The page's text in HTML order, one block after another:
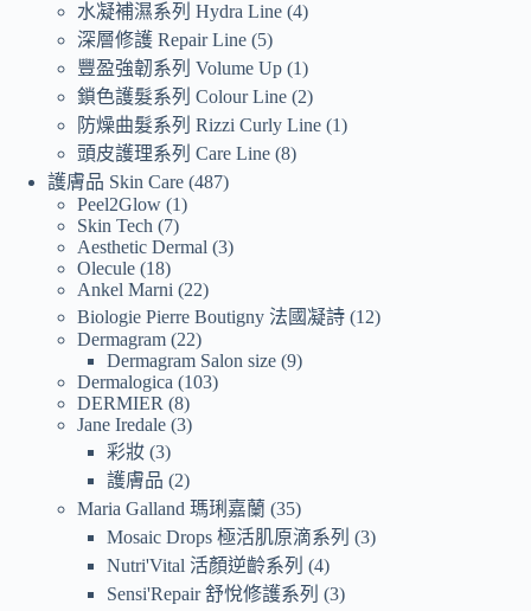
水凝補濕系列 Hydra Line 4
深層修護 Repair Line 5
豐盈強韌系列 Volume Up 1
鎖色護髮系列 Colour Line 2
防燥曲髮系列 Rizzi Curly Line 1
頭皮護理系列 Care Line 8
護膚品 Skin Care 487
Peel2Glow 1
Skin Tech
7
Aesthetic Dermal 3
Olecule 18
Ankel Marni
22
Biologie Pierre Boutigny 法國凝詩 12
Dermagram 22
Dermagram Salon size 9
Dermalogica
103
DERMIER
8
Jane Iredale 3
彩妝 3
護膚品
2
Maria Galland 瑪琍嘉蘭 35
Mosaic Drops 極活肌原滴系列
3
Nutri'Vital 活顏逆齡系列
4
Sensi'Repair 舒悅修護系列
3